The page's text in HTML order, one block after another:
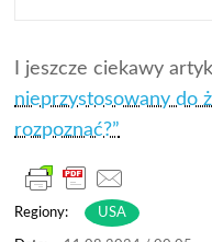
I jeszcze ciekawy
nieprzystosowany do
rozpoznać?”
Regiony: USA